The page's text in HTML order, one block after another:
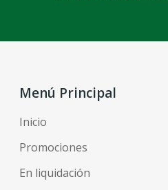
Menú Principal
Inicio
Promociones
En liquidación